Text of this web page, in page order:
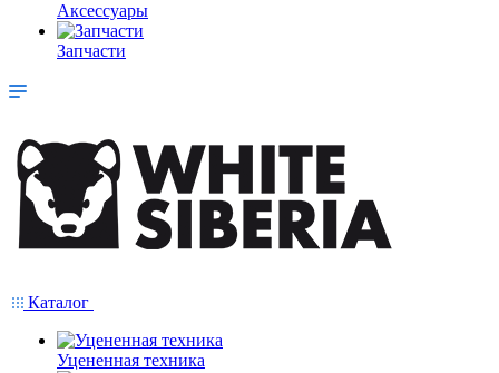
Аксессуары
Запчасти
Каталог
Уцененная техника